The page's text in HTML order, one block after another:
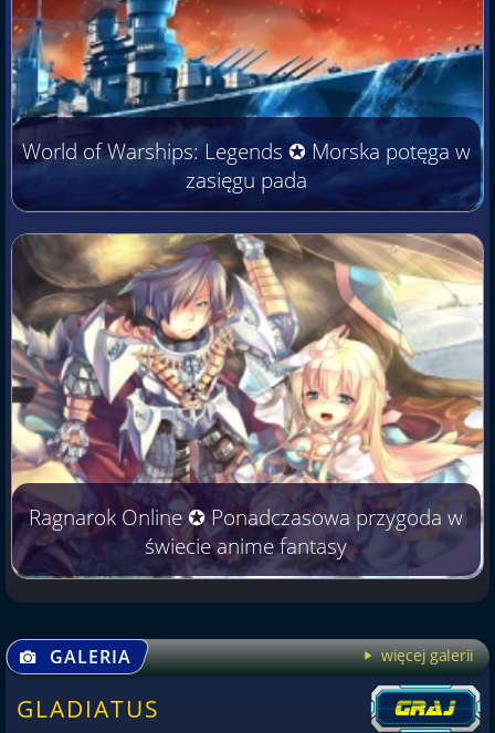
World of Warships: Legends ✪ Morska potęga w
zasięgu pada
Ragnarok Online ✪ Ponadczasowa przygoda w
świecie anime fantasy
GALERIA więcej galerii
GLADIATUS